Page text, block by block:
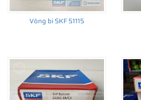
Vòng bi SKF 51115